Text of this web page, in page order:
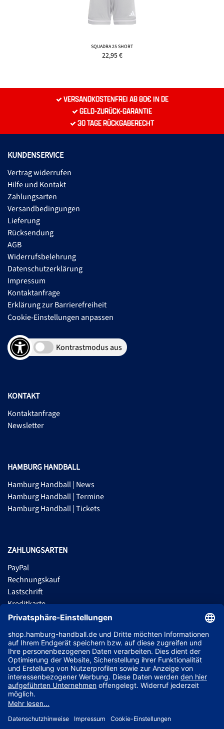
SQUADRA 25 SHORT
22,95€
VERSANDKOSTENFREI AB 80€ IN DE
GELD-ZURÜCK-GARANTIE
30 TAGE RÜCKGABERECHT
KUNDENSERVICE
Vertrag widerrufen
Hilfe und Kontakt
Zahlungsarten
Versandbedingungen
Lieferung
Rücksendung
AGB
Widerrufsbelehrung
Datenschutzerklärung
Impressum
Kontaktanfrage
Erklärung zur Barrierefreiheit
Cookie-Einstellungen anpassen
Kontrastmodus aus
KONTAKT
Kontaktanfrage
Newsletter
HAMBURG HANDBALL
Hamburg Handball | News
Hamburg Handball | Termine
Hamburg Handball | Tickets
ZAHLUNGSARTEN
PayPal
Rechnungskauf
Lastschrift
Kreditkarte
Apple Pay
ABONNIERE JETZT DEN KOSTENLOSEN HSVH FANSHOP NEWSLETTER
UND VERPASSE KEINE NEUIGKEIT ODER AKTION MEHR.
JETZT ANMELDEN